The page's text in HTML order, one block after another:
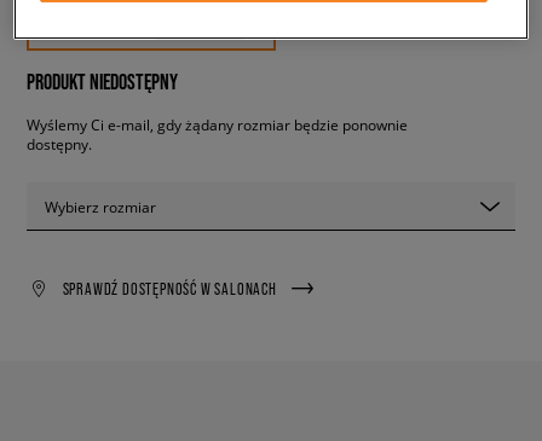
PRODUKT NIEDOSTĘPNY
Wyślemy Ci e-mail, gdy żądany rozmiar będzie ponownie
dostępny.
Wybierz rozmiar
SPRAWDŹ DOSTĘPNOŚĆ W SALONACH